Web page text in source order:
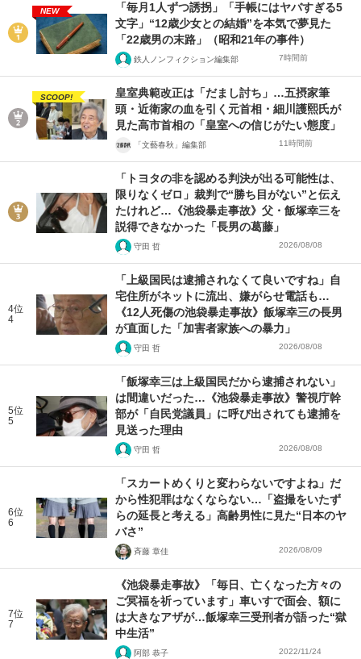
NEW
「毎月1人ずつ誘拐」「手帳にはヤバすぎる5
文字」“12歳少女との結婚”を本気で夢見た
「22歳男の末路」（昭和21年の事件）
鉄人ノンフィクション編集部 7時間前
SCOOP!
皇室典範改正は「だまし討ち」…五摂家筆
頭・近衛家の血を引く元首相・細川護熙氏が
見た高市首相の「皇室への信じがたい態度」
「文藝春秋」編集部 11時間前
「トヨタの非を認める判決が出る可能性は、
限りなくゼロ」裁判で“勝ち目がない”と伝え
たけれど…《池袋暴走事故》父・飯塚幸三を
説得できなかった「長男の葛藤」
守田 哲 2026/08/08
4位
4
「上級国民は逮捕されなくて良いですね」自
宅住所がネットに流出、嫌がらせ電話も…
《12人死傷の池袋暴走事故》飯塚幸三の長男
が直面した「加害者家族への暴力」
守田 哲 2026/08/08
5位
5
「飯塚幸三は上級国民だから逮捕されない」
は間違いだった…《池袋暴走事故》警視庁幹
部が「自民党議員」に呼び出されても逮捕を
見送った理由
守田 哲 2026/08/08
6位
6
「スカートめくりと変わらないですよね」だ
から性犯罪はなくならない…「盗撮をいたず
らの延長と考える」高齢男性に見た“日本のヤ
バさ”
斉藤 章佳 2026/08/09
7位
7
《池袋暴走事故》「毎日、亡くなった方々の
ご冥福を祈っています」車いすで面会、額に
は大きなアザが…飯塚幸三受刑者が語った“獄
中生活”
阿部 恭子 2022/11/24